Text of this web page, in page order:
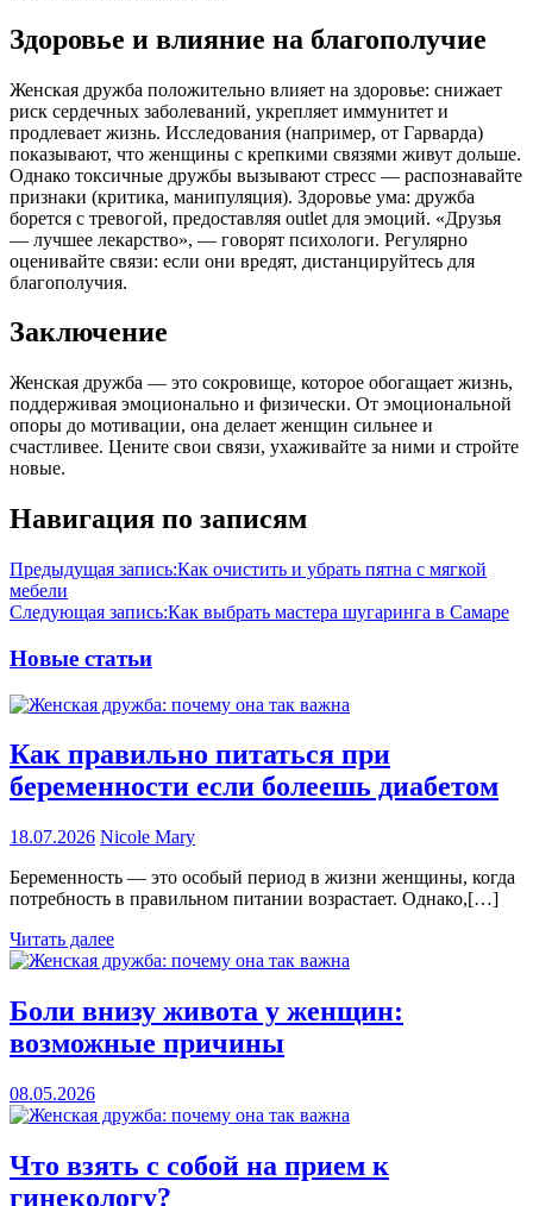
Здоровье и влияние на благополучие
Женская дружба положительно влияет на здоровье: снижает
риск сердечных заболеваний, укрепляет иммунитет и
продлевает жизнь. Исследования (например, от Гарварда)
показывают, что женщины с крепкими связями живут дольше.
Однако токсичные дружбы вызывают стресс — распознавайте
признаки (критика, манипуляция). Здоровье ума: дружба
борется с тревогой, предоставляя outlet для эмоций. «Друзья
— лучшее лекарство», — говорят психологи. Регулярно
оценивайте связи: если они вредят, дистанцируйтесь для
благополучия.
Заключение
Женская дружба — это сокровище, которое обогащает жизнь,
поддерживая эмоционально и физически. От эмоциональной
опоры до мотивации, она делает женщин сильнее и
счастливее. Цените свои связи, ухаживайте за ними и стройте
новые.
Навигация по записям
Предыдущая запись:Как очистить и убрать пятна с мягкой
мебели
Следующая запись:Как выбрать мастера шугаринга в Самаре
Новые статьи
Как правильно питаться при
беременности если болеешь диабетом
18.07.2026 Nicole Mary
Беременность — это особый период в жизни женщины, когда
потребность в правильном питании возрастает. Однако,[…]
Читать далее
Боли внизу живота у женщин:
возможные причины
08.05.2026
Что взять с собой на прием к
гинекологу?